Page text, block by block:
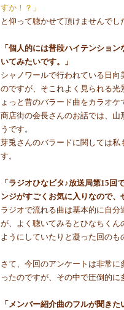
すか！？」
と仰って聴かせて頂けませんでし
「個人的には普段ハイテンショ
いてみたいです。」
シャノワールで行われている日
のですが、そこれよく見られる
ょっと昔のバラード曲をカラオ
商店街の会長さんのお話では、
うです。
芽兎さんのバラードに関しては
す。
「ラジオひなビタ♪放送局第15
ンジがすごくお気に入りなので
ラジオで流れる曲は基本的に自
が、よく聴いてみるとひなちく
ようにしていたりと凝った回のも
さて、今回のアンケートは非常
ったのですが、その中で圧倒的
「メンバー紹介曲のフルが聞きた